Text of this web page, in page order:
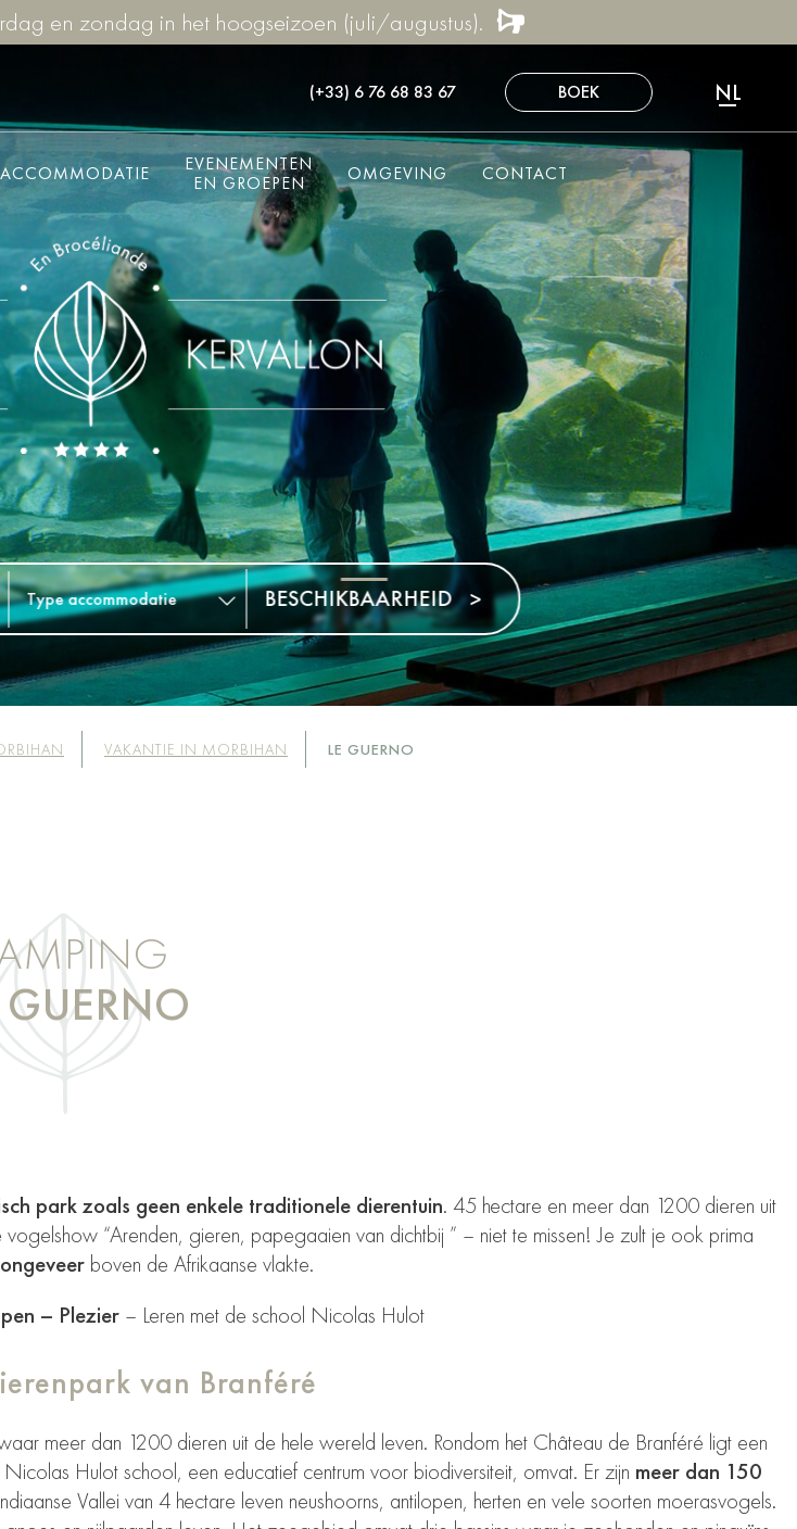
en zondag in het hoogseizoen (juli/augustus).
(+33) 6 76 68 83 67 BOEK
FR
EN
NL
ACCOMMODATIE
EVENEMENTEN
EN GROEPEN
OMGEVING CONTACT
>
VAKANTIE IN MORBIHAN LE GUERNO
GUERNO
parkzoals geen enkele traditionele dierentuin. 45 hectare en meer dan 1200 dieren uit
vogelshow “Arenden, gieren, papegaaien van dichtbij ” – niet te missen! Je zult je ook prima
boven de Afrikaanse vlakte.
– Plezier – Leren met de school Nicolas Hulot
van Branféré
meer dan 1200 dieren uit de hele wereld leven. Rondom het Château de Branféré ligt een
Nicolas Hulot school, een educatief centrum voor biodiversiteit, omvat. Er zijn meer dan 150
Vallei van 4 hectare leven neushoorns, antilopen, herten en vele soorten moerasvogels.